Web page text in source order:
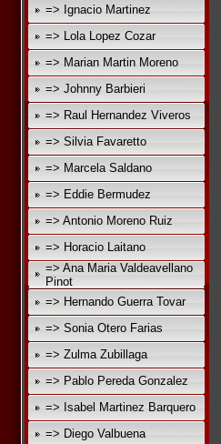
=> Ignacio Martinez
=> Lola Lopez Cozar
=> Marian Martin Moreno
=> Johnny Barbieri
=> Raul Hernandez Viveros
=> Silvia Favaretto
=> Marcela Saldano
=> Eddie Bermudez
=> Antonio Moreno Ruiz
=> Horacio Laitano
=> Ana Maria Valdeavellano
Pinot
=> Hernando Guerra Tovar
=> Sonia Otero Farias
=> Zulma Zubillaga
=> Pablo Pereda Gonzalez
=> Isabel Martinez Barquero
=> Diego Valbuena